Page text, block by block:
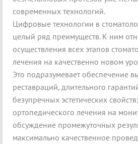
современных технологий.
Цифровые технологии в
целый ряд преимуществ. К ним
осуществления всех этапов
лечения на качественно новом
Это подразумевает обеспечение
реставраций, длительного
безупречных эстетических
ортопедического лечения на
обсуждение промежуточных
максимально качественное